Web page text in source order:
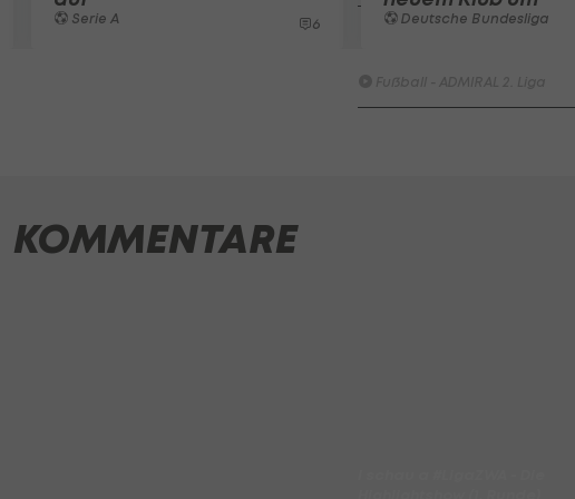
Highlights: Munteres Hin und
Serie A 6 Deutsche Bundesliga
KOMMENTARE